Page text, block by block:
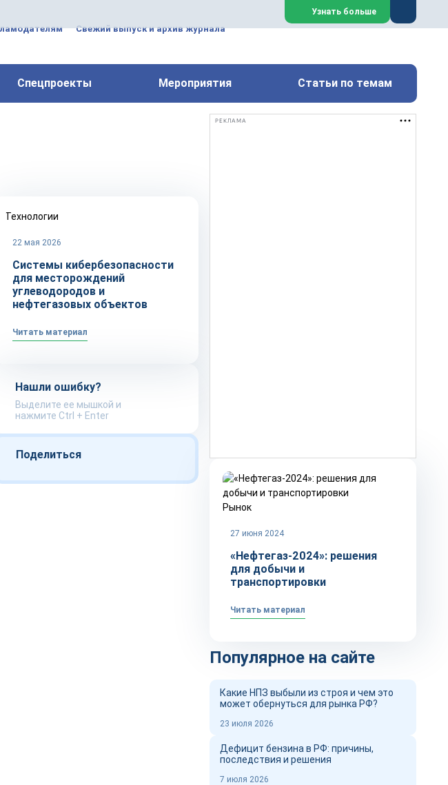
восстановлением, техническим обслуживанием
на нефтегазовых, нефтехимических, металлургических
Закрыть
Узнать больше
Свежий выпуск и архив журнала
Спецпроекты Мероприятия Статьи по темам
Технологии
22 мая 2026
Системы кибербезопасности
для месторождений
углеводородов и
нефтегазовых объектов
Читать материал
Нашли ошибку?
Выделите ее мышкой и
нажмите Ctrl + Enter
Поделиться
РЕКЛАМА
Рынок
27 июня 2024
«Нефтегаз-2024»: решения
для добычи и
транспортировки
Читать материал
Популярное на сайте
Какие НПЗ выбыли из строя и чем это
может обернуться для рынка РФ?
23 июля 2026
Дефицит бензина в РФ: причины,
последствия и решения
7 июля 2026